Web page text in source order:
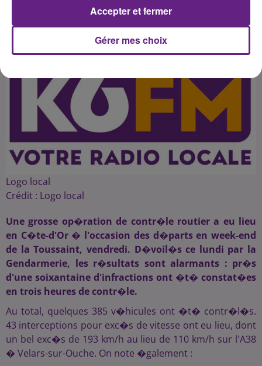
Publié : 31 octobre 2016 à 14h22 par 45
Logo local
Crédit : Logo local
Une grosse op�ration de contr�le routier a eu lieu
en C�te-d'Or � l'occasion des d�parts en week-end
de la Toussaint, vendredi. D�voil�s ce lundi par la
Gendarmerie, les r�sultats sont alarmants : pr�s
d'une soixantaine d'infractions ont �t� constat�es
en trois heures de contr�le.
Au total, quelques 385 v�hicules ont �t� contr�l�s.
43 interceptions pour exc�s de vitesse ont eu lieu, dont
un bel exc�s de 193 km/h au lieu de 110 km/h sur l'A38
� Velars-sur-Ouche. On note �galement :
Gérer mes choix
Accepter et fermer